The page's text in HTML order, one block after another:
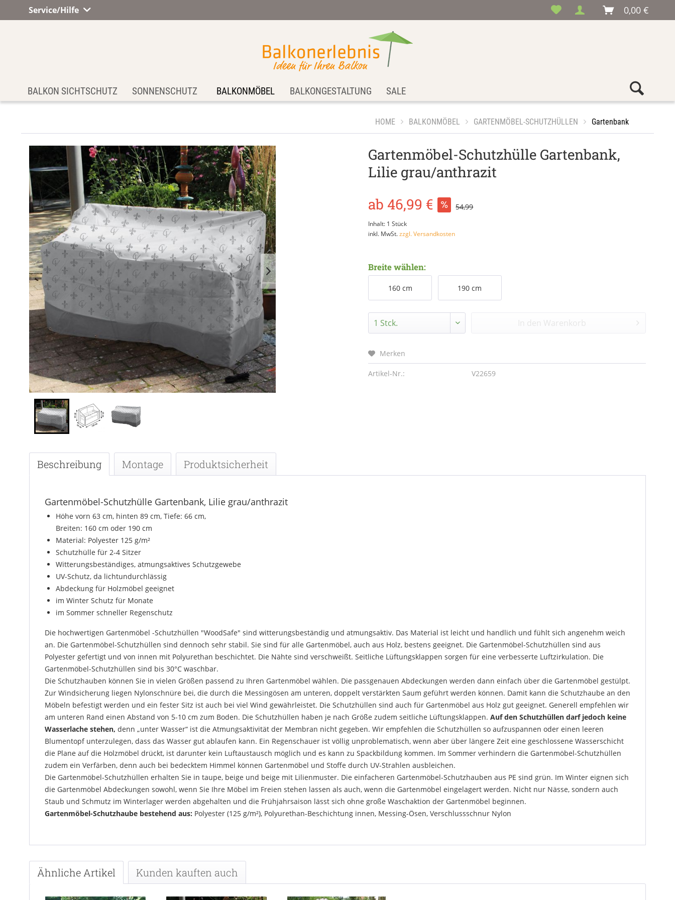
Service/Hilfe 0,00 €
BALKON SICHTSCHUTZ SONNENSCHUTZ BALKONMÖBEL BALKONGESTALTUNG SALE
HOME BALKONMÖBEL GARTENMÖBEL-SCHUTZHÜLLEN Gartenbank
Gartenmöbel-Schutzhülle Gartenbank,
Lilie grau/anthrazit
ab 46,99 €
54,99
Inhalt: 1 Stück
inkl. MwSt.zzgl. Versandkosten
Breite wählen:
160 cm 190 cm
In den Warenkorb
Merken
Artikel-Nr.: V22659
Beschreibung Montage Produktsicherheit
Gartenmöbel-Schutzhülle Gartenbank, Lilie grau/anthrazit
Höhe vorn 63 cm, hinten 89 cm, Tiefe: 66 cm,
Breiten: 160 cm oder 190 cm
Material: Polyester 125 g/m²
Schutzhülle für 2-4 Sitzer
Witterungsbeständiges, atmungsaktives Schutzgewebe
UV-Schutz, da lichtundurchlässig
Abdeckung für Holzmöbel geeignet
im Winter Schutz für Monate
im Sommer schneller Regenschutz
Die hochwertigen Gartenmöbel -Schutzhüllen "WoodSafe" sind witterungsbeständig und atmungsaktiv. Das Material ist leicht und handlich und fühlt sich angenehm weich
an. Die Gartenmöbel-Schutzhüllen sind dennoch sehr stabil. Sie sind für alle Gartenmöbel, auch aus Holz, bestens geeignet. Die Gartenmöbel-Schutzhüllen sind aus
Polyester gefertigt und von innen mit Polyurethan beschichtet. Die Nähte sind verschweißt. Seitliche Lüftungsklappen sorgen für eine verbesserte Luftzirkulation. Die
Gartenmöbel-Schutzhüllen sind bis 30°C waschbar.
Die Schutzhauben können Sie in vielen Größen passend zu Ihren Gartenmöbel wählen. Die passgenauen Abdeckungen werden dann einfach über die Gartenmöbel gestülpt.
Zur Windsicherung liegen Nylonschnüre bei, die durch die Messingösen am unteren, doppelt verstärkten Saum geführt werden können. Damit kann die Schutzhaube an den
Möbeln befestigt werden und ein fester Sitz ist auch bei viel Wind gewährleistet. Die Schutzhüllen sind auch für Gartenmöbel aus Holz gut geeignet. Generell empfehlen wir
am unteren Rand einen Abstand von 5-10 cm zum Boden. Die Schutzhüllen haben je nach Größe zudem seitliche Lüftungsklappen. Auf den Schutzhüllen darf jedoch keine
Wasserlache stehen, denn „unter Wasser“ ist die Atmungsaktivität der Membran nicht gegeben. Wir empfehlen die Schutzhüllen so aufzuspannen oder einen leeren
Blumentopf unterzulegen, dass das Wasser gut ablaufen kann. Ein Regenschauer ist völlig unproblematisch, wenn aber über längere Zeit eine geschlossene Wasserschicht
die Plane auf die Holzmöbel drückt, ist darunter kein Luftaustausch möglich und es kann zu Spackbildung kommen. Im Sommer verhindern die Gartenmöbel-Schutzhüllen
zudem ein Verfärben, denn auch bei bedecktem Himmel können Gartenmöbel und Stoffe durch UV-Strahlen ausbleichen.
Die Gartenmöbel-Schutzhüllen erhalten Sie in taupe, beige und beige mit Lilienmuster. Die einfacheren Gartenmöbel-Schutzhauben aus PE sind grün. Im Winter eignen sich
die Gartenmöbel Abdeckungen sowohl, wenn Sie Ihre Möbel im Freien stehen lassen als auch, wenn die Gartenmöbel eingelagert werden. Nicht nur Nässe, sondern auch
Staub und Schmutz im Winterlager werden abgehalten und die Frühjahrsaison lässt sich ohne große Waschaktion der Gartenmöbel beginnen.
Gartenmöbel-Schutzhaube bestehend aus: Polyester (125 g/m²), Polyurethan-Beschichtung innen, Messing-Ösen, Verschlussschnur Nylon
Ähnliche Artikel Kunden kauften auch